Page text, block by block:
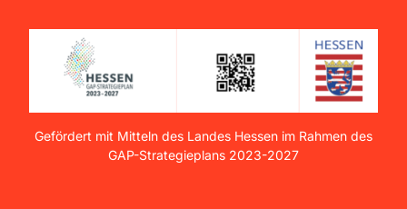
Gefördert mit Mitteln des Landes Hessen im Rahmen des
GAP-Strategieplans 2023-2027